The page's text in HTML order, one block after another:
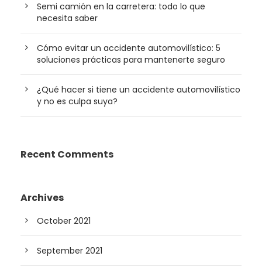
Semi camión en la carretera: todo lo que
necesita saber
Cómo evitar un accidente automovilístico: 5
soluciones prácticas para mantenerte seguro
¿Qué hacer si tiene un accidente automovilístico
y no es culpa suya?
Recent Comments
Archives
October 2021
September 2021